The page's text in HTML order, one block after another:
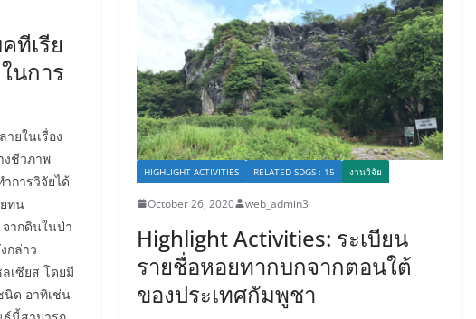
ทีเรีย
นการ
ยในเรื่อง
ชีวภาพ
การวิจัยได้
ทน
ากดินในป่า
กล่าว
เซียส โดยมี
นิด อาทิเช่น
HIGHLIGHT ACTIVITIES RELATED SDGS : 15 งานวิจัย
October 26, 2020 web_admin3
Highlight Activities: ระเบียน
รายชื่อหอยทากบกจากตอนใต้
ของประเทศกัมพูชา